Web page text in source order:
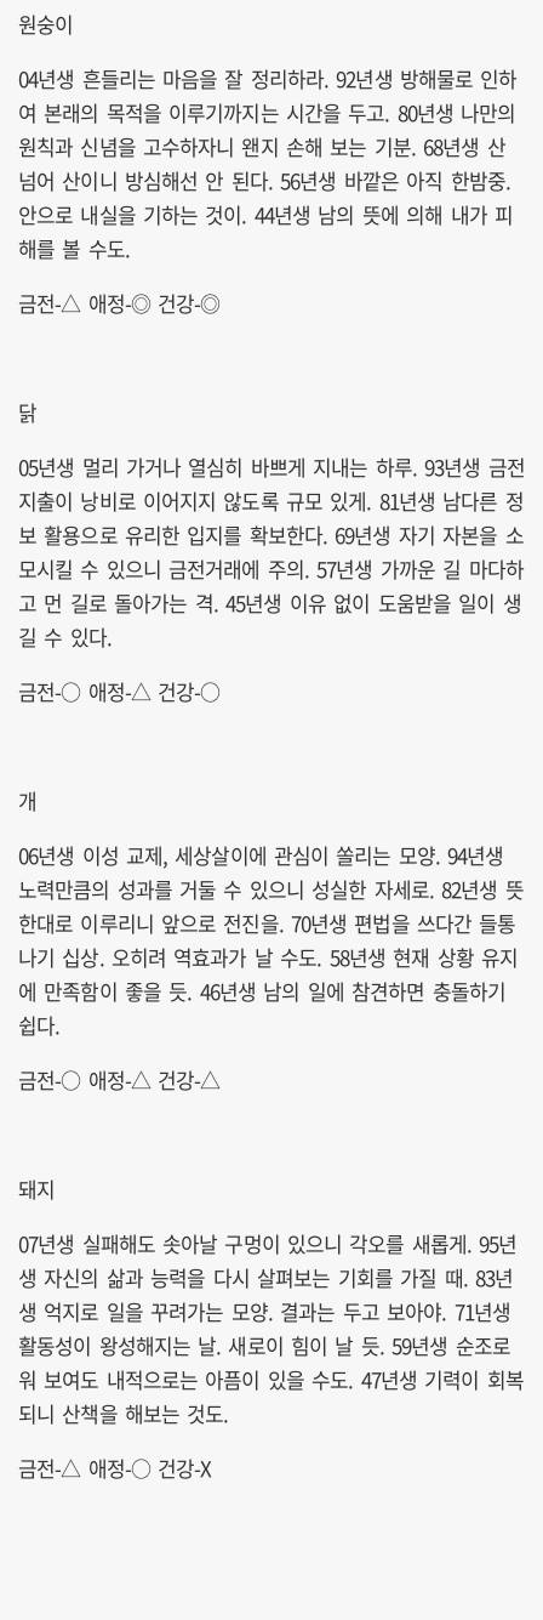
원숭이
04년생 흔들리는 마음을 잘 정리하라. 92년생 방해물로 인하
여 본래의 목적을 이루기까지는 시간을 두고. 80년생 나만의
원칙과 신념을 고수하자니 왠지 손해 보는 기분. 68년생 산
넘어 산이니 방심해선 안 된다. 56년생 바깥은 아직 한밤중.
안으로 내실을 기하는 것이. 44년생 남의 뜻에 의해 내가 피
해를 볼 수도.
금전-△ 애정-◎ 건강-◎
닭
05년생 멀리 가거나 열심히 바쁘게 지내는 하루. 93년생 금전
지출이 낭비로 이어지지 않도록 규모 있게. 81년생 남다른 정
보 활용으로 유리한 입지를 확보한다. 69년생 자기 자본을 소
모시킬 수 있으니 금전거래에 주의. 57년생 가까운 길 마다하
고 먼 길로 돌아가는 격. 45년생 이유 없이 도움받을 일이 생
길 수 있다.
금전-○ 애정-△ 건강-○
개
06년생 이성 교제, 세상살이에 관심이 쏠리는 모양. 94년생
노력만큼의 성과를 거둘 수 있으니 성실한 자세로. 82년생 뜻
한대로 이루리니 앞으로 전진을. 70년생 편법을 쓰다간 들통
나기 십상. 오히려 역효과가 날 수도. 58년생 현재 상황 유지
에 만족함이 좋을 듯. 46년생 남의 일에 참견하면 충돌하기
쉽다.
금전-○ 애정-△ 건강-△
돼지
07년생 실패해도 솟아날 구멍이 있으니 각오를 새롭게. 95년
생 자신의 삶과 능력을 다시 살펴보는 기회를 가질 때. 83년
생 억지로 일을 꾸려가는 모양. 결과는 두고 보아야. 71년생
활동성이 왕성해지는 날. 새로이 힘이 날 듯. 59년생 순조로
워 보여도 내적으로는 아픔이 있을 수도. 47년생 기력이 회복
되니 산책을 해보는 것도.
금전-△ 애정-○ 건강-X